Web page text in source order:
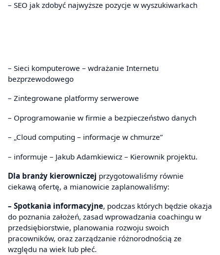
– SEO jak zdobyć najwyższe pozycje w wyszukiwarkach
– Sieci komputerowe – wdrażanie Internetu
bezprzewodowego
– Zintegrowane platformy serwerowe
– Oprogramowanie w firmie a bezpieczeństwo danych
– „Cloud computing – informacje w chmurze”
– informuje – Jakub Adamkiewicz – Kierownik projektu.
Dla branży kierowniczej przygotowaliśmy równie
ciekawą ofertę, a mianowicie zaplanowaliśmy:
– Spotkania informacyjne, podczas których będzie okazja
do poznania założeń, zasad wprowadzania coachingu w
przedsiębiorstwie, planowania rozwoju swoich
pracowników, oraz zarządzanie różnorodnością ze
względu na wiek lub płeć.